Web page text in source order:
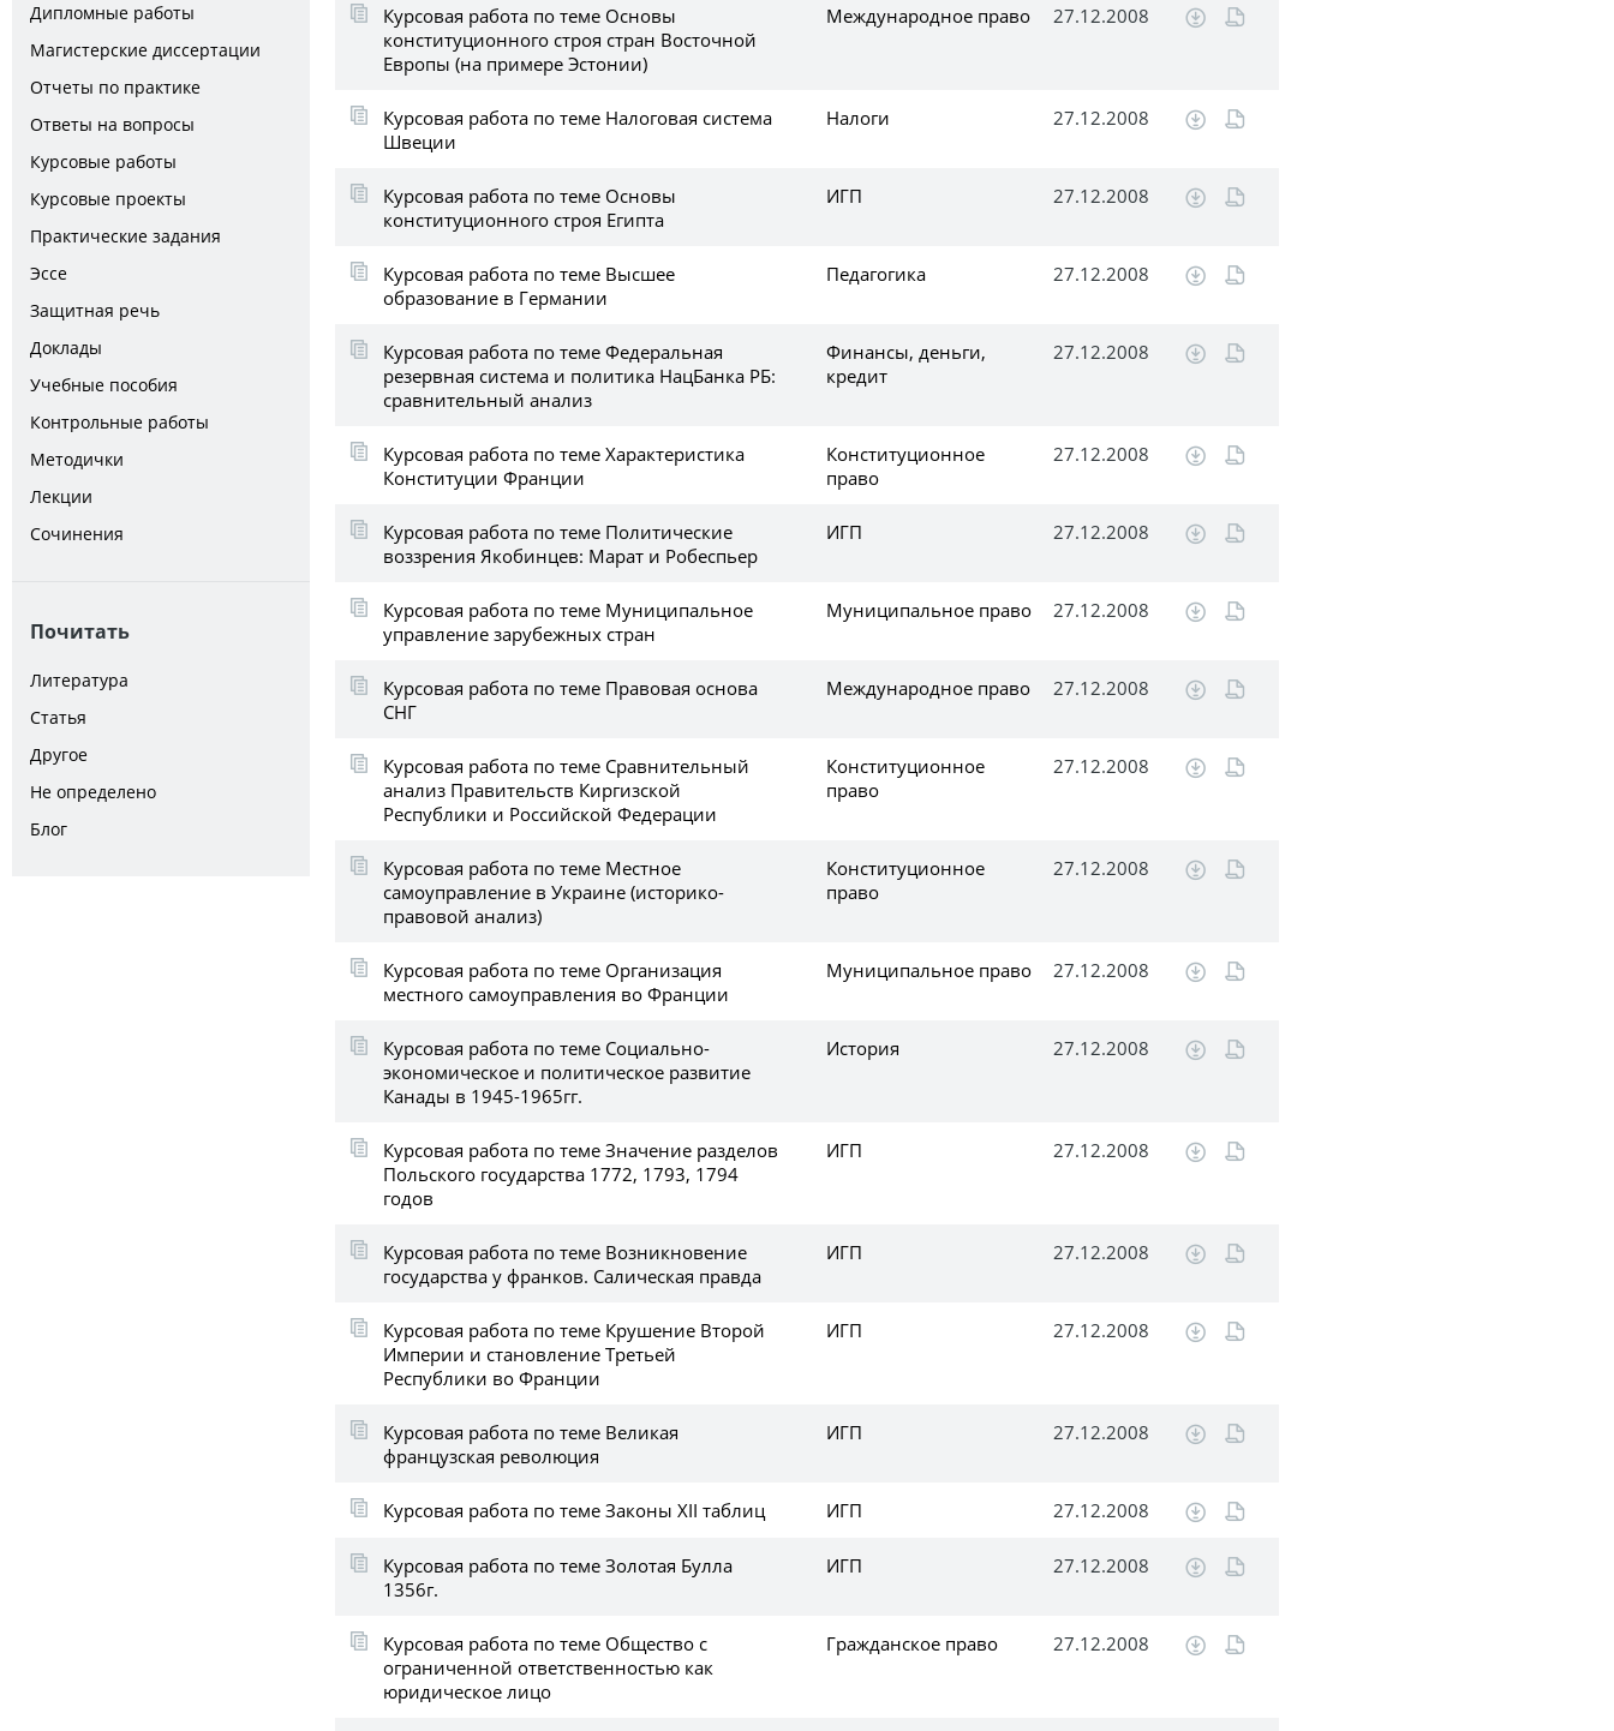
Дипломные работы
Магистерские диссертации
Отчеты по практике
Ответы на вопросы
Курсовые работы
Курсовые проекты
Практические задания
Эссе
Защитная речь
Доклады
Учебные пособия
Контрольные работы
Методички
Лекции
Сочинения
Почитать
Литература
Статья
Другое
Не определено
Блог
Курсовая работа по теме Основы
конституционного строя стран Восточной
Европы (на примере Эстонии)
Международное право 27.12.2008
Курсовая работа по теме Налоговая система
Швеции
Налоги 27.12.2008
Курсовая работа по теме Основы
конституционного строя Египта
ИГП 27.12.2008
Курсовая работа по теме Высшее
образование в Германии
Педагогика 27.12.2008
Курсовая работа по теме Федеральная
резервная система и политика НацБанка РБ:
сравнительный анализ
Финансы, деньги,
кредит
27.12.2008
Курсовая работа по теме Характеристика
Конституции Франции
Конституционное
право
27.12.2008
Курсовая работа по теме Политические
воззрения Якобинцев: Марат и Робеспьер
ИГП 27.12.2008
Курсовая работа по теме Муниципальное
управление зарубежных стран
Муниципальное право 27.12.2008
Курсовая работа по теме Правовая основа
СНГ
Международное право 27.12.2008
Курсовая работа по теме Сравнительный
анализ Правительств Киргизской
Республики и Российской Федерации
Конституционное
право
27.12.2008
Курсовая работа по теме Местное
самоуправление в Украине (историко-
правовой анализ)
Конституционное
право
27.12.2008
Курсовая работа по теме Организация
местного самоуправления во Франции
Муниципальное право 27.12.2008
Курсовая работа по теме Социально-
экономическое и политическое развитие
Канады в 1945-1965гг.
История 27.12.2008
Курсовая работа по теме Значение разделов
Польского государства 1772, 1793, 1794
годов
ИГП 27.12.2008
Курсовая работа по теме Возникновение
государства у франков. Салическая правда
ИГП 27.12.2008
Курсовая работа по теме Крушение Второй
Империи и становление Третьей
Республики во Франции
ИГП 27.12.2008
Курсовая работа по теме Великая
французская революция
ИГП 27.12.2008
Курсовая работа по теме Законы XII таблиц ИГП 27.12.2008
Курсовая работа по теме Золотая Булла
1356г.
ИГП 27.12.2008
Курсовая работа по теме Общество с
ограниченной ответственностью как
юридическое лицо
Гражданское право 27.12.2008